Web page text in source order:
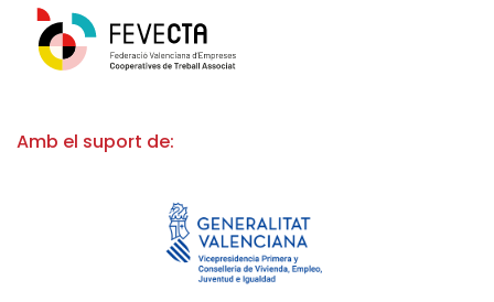
Amb el suport de: